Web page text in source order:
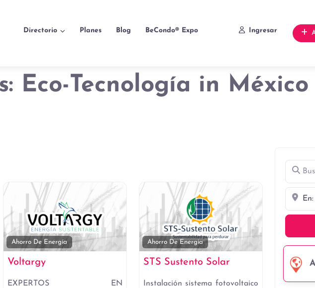
Directorio Planes Blog BeCondo® Expo Ingresar
Eco-Tecnología in México
Buscar
Cerca
Ahorro De Energía
Favorito
Voltargy
EXPERTOS EN
Ahorro De Energía
STS Sustento Solar
Instalación sistema fotovoltaico